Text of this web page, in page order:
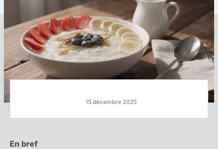
15 décembre 2025
En bref